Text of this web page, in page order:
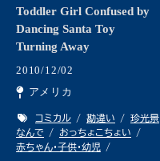
Toddler Girl Confused by
Dancing Santa Toy
Turning Away
2010/12/02
アメリカ
コミカル 勘違い
珍光景
なんで
おっちょこちょい
赤ちゃん・子供・幼児